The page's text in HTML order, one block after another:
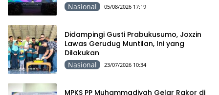
Nasional 05/08/2026 17:19
Didampingi Gusti Prabukusumo, Joxzin
Lawas Gerudug Muntilan, Ini yang
Dilakukan
Nasional 23/07/2026 10:34
MPKS PP Muhammadiyah Gelar Rakor di